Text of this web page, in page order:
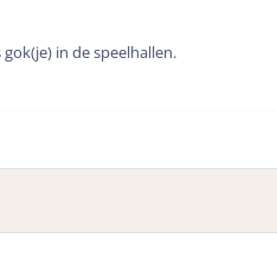
in de speelhallen.